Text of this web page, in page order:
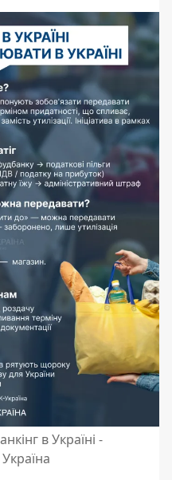
в Україні -